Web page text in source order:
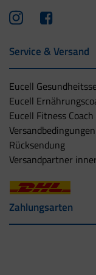
Service & Versand
Eucell
Eucell
Eucell Fitness Coach
Versandbedingungen
Rücksendung
Versandpartner
Zahlungsarten